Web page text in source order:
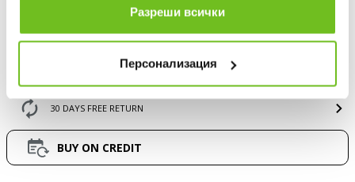
Разреши всички
Персонализация
ADD TO FAVOURITES
БЕЗПЛАТНА ДОСТАВКА НАД 50 €.
30 DAYS FREE RETURN
BUY ON CREDIT